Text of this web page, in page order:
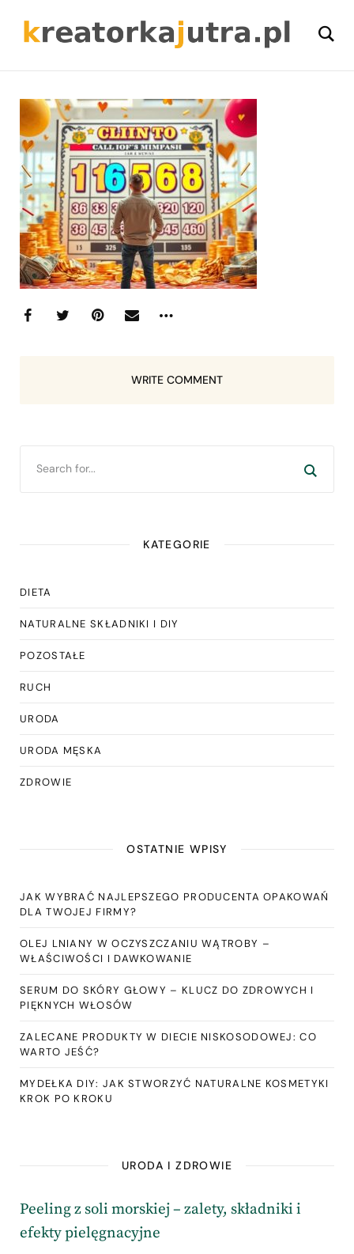
WRITE COMMENT
KATEGORIE
DIETA
NATURALNE SKŁADNIKI I DIY
POZOSTAŁE
RUCH
URODA
URODA MĘSKA
ZDROWIE
OSTATNIE WPISY
JAK WYBRAĆ NAJLEPSZEGO PRODUCENTA OPAKOWAŃ
DLA TWOJEJ FIRMY?
OLEJ LNIANY W OCZYSZCZANIU WĄTROBY –
WŁAŚCIWOŚCI I DAWKOWANIE
SERUM DO SKÓRY GŁOWY – KLUCZ DO ZDROWYCH I
PIĘKNYCH WŁOSÓW
ZALECANE PRODUKTY W DIECIE NISKOSODOWEJ: CO
WARTO JEŚĆ?
MYDEŁKA DIY: JAK STWORZYĆ NATURALNE KOSMETYKI
KROK PO KROKU
URODA I ZDROWIE
Peeling z soli morskiej – zalety, składniki i
efekty pielęgnacyjne